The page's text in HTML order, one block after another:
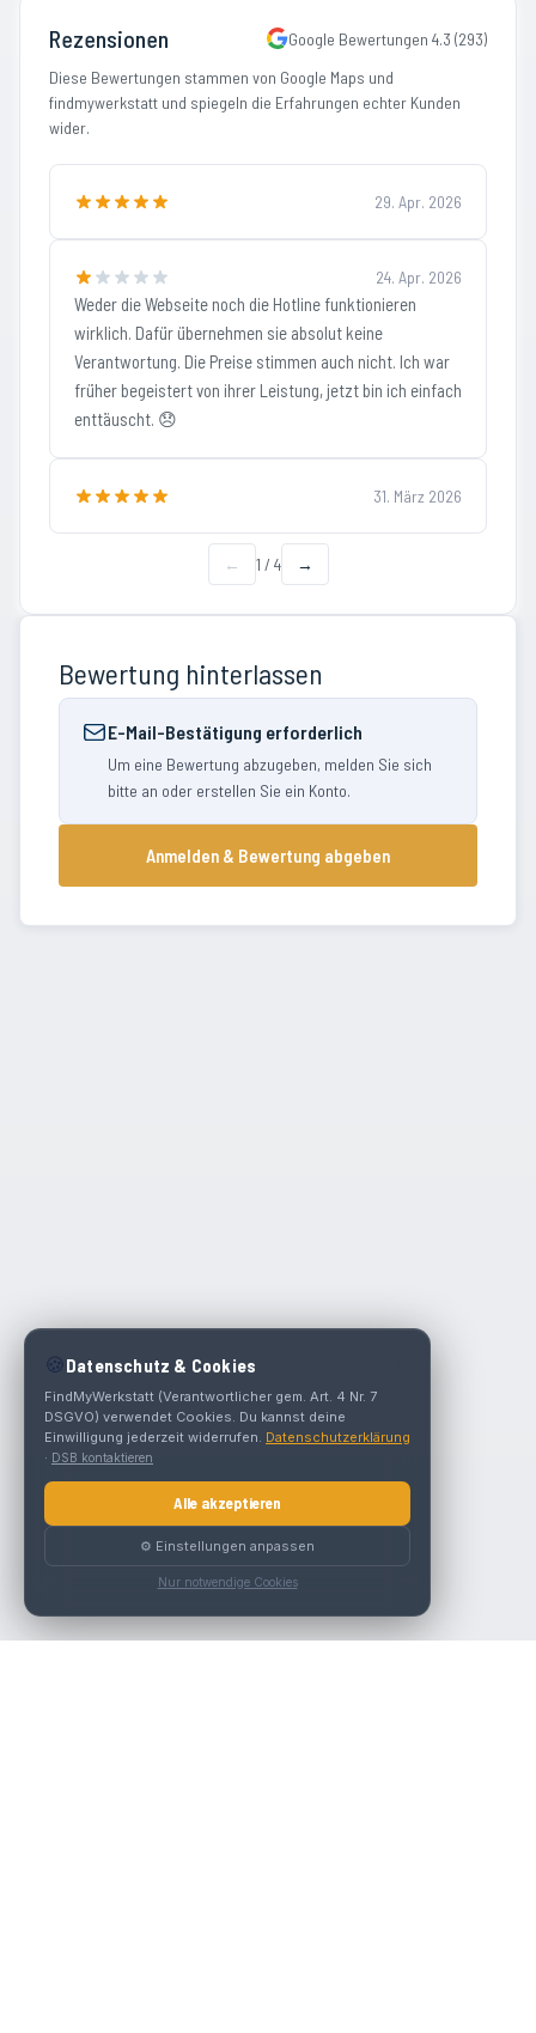
Rezensionen Google Bewertungen 4.3 (293)
Diese Bewertungen stammen von Google Maps und
findmywerkstatt und spiegeln die Erfahrungen echter Kunden
wider.
29. Apr. 2026
24. Apr. 2026
Weder die Webseite noch die Hotline funktionieren
wirklich. Dafür übernehmen sie absolut keine
Verantwortung. Die Preise stimmen auch nicht. Ich war
früher begeistert von ihrer Leistung, jetzt bin ich einfach
enttäuscht. 😞
31. März 2026
← 1 / 4 →
Bewertung hinterlassen
E-Mail-Bestätigung erforderlich
Um eine Bewertung abzugeben, melden Sie sich
bitte an oder erstellen Sie ein Konto.
Anmelden & Bewertung abgeben
🍪 Datenschutz & Cookies
FindMyWerkstatt (Verantwortlicher gem. Art. 4 Nr. 7
DSGVO) verwendet Cookies. Du kannst deine
Einwilligung jederzeit widerrufen. Datenschutzerklärung
· DSB kontaktieren
Alle akzeptieren
⚙️ Einstellungen anpassen
Nur notwendige Cookies